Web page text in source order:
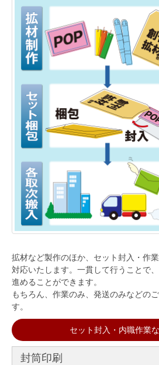
拡材など製作のほか、セット封入・作
対応いたします。一貫して行うことで
進めることができます。
もちろん、作業のみ、発送のみなどの
す。
セット封入・内職作業
封筒印刷